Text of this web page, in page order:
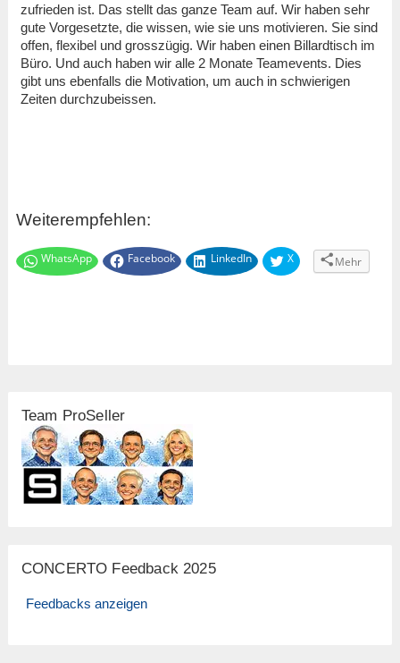
zufrieden ist. Das stellt das ganze Team auf. Wir haben sehr
gute Vorgesetzte, die wissen, wie sie uns motivieren. Sie sind
offen, flexibel und grosszügig. Wir haben einen Billardtisch im
Büro. Und auch haben wir alle 2 Monate Teamevents. Dies
gibt uns ebenfalls die Motivation, um auch in schwierigen
Zeiten durchzubeissen.
Weiterempfehlen:
WhatsApp Facebook LinkedIn X Mehr
Team ProSeller
CONCERTO Feedback 2025
Feedbacks anzeigen